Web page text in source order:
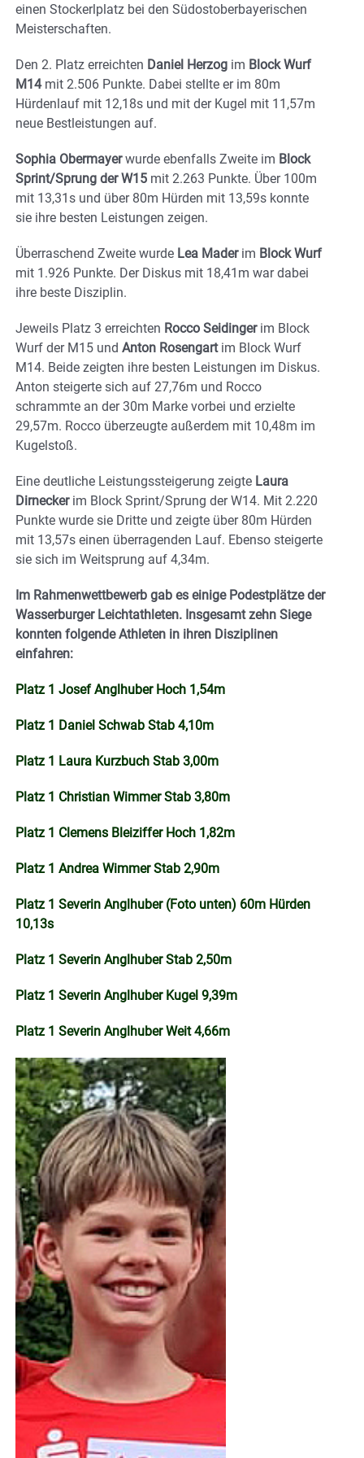
einen Stockerlplatz bei den Südostoberbayerischen
Meisterschaften.
Den 2. Platz erreichten Daniel Herzog im Block Wurf
M14mit 2.506 Punkte. Dabei stellte er im 80m
Hürdenlauf mit 12,18s und mit der Kugel mit 11,57m
neue Bestleistungen auf.
Sophia Obermayerwurde ebenfalls Zweite im Block
Sprint/Sprung der W15 mit 2.263 Punkte. Über 100m
mit 13,31s und über 80m Hürden mit 13,59s konnte
sie ihre besten Leistungen zeigen.
Überraschend Zweite wurde Lea Maderim Block Wurf
mit 1.926 Punkte. Der Diskus mit 18,41m war dabei
ihre beste Disziplin.
Jeweils Platz 3 erreichten Rocco Seidingerim Block
Wurf der M15 und Anton Rosengartim Block Wurf
M14. Beide zeigten ihre besten Leistungen im Diskus.
Anton steigerte sich auf 27,76m und Rocco
schrammte an der 30m Marke vorbei und erzielte
29,57m. Rocco überzeugte außerdem mit 10,48m im
Kugelstoß.
Eine deutliche Leistungssteigerung zeigte Laura
Dirneckerim Block Sprint/Sprung der W14. Mit 2.220
Punkte wurde sie Dritte und zeigte über 80m Hürden
mit 13,57s einen überragenden Lauf. Ebenso steigerte
sie sich im Weitsprung auf 4,34m.
Im Rahmenwettbewerb gab es einige Podestplätze der
Wasserburger Leichtathleten. Insgesamt zehn Siege
konnten folgende Athleten in ihren Disziplinen
einfahren:
Platz 1 Josef Anglhuber Hoch 1,54m
Platz 1 Daniel Schwab Stab 4,10m
Platz 1 Laura Kurzbuch Stab 3,00m
Platz 1 Christian Wimmer Stab 3,80m
Platz 1 Clemens Bleiziffer Hoch 1,82m
Platz 1 Andrea Wimmer Stab 2,90m
Platz 1 Severin Anglhuber (Foto unten) 60m Hürden
10,13s
Platz 1 Severin Anglhuber Stab 2,50m
Platz 1 Severin Anglhuber Kugel 9,39m
Platz 1 Severin Anglhuber Weit 4,66m